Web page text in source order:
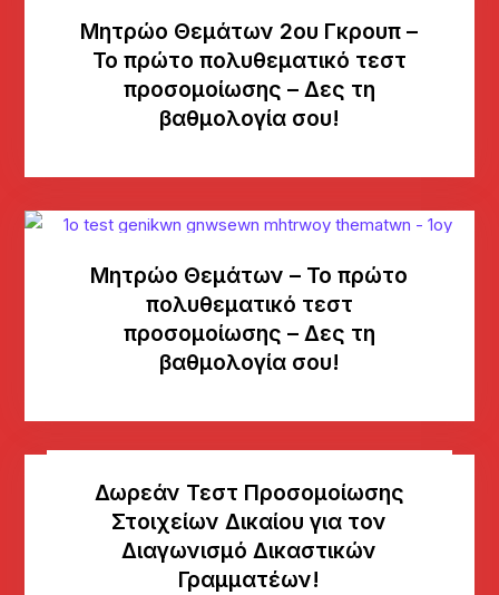
Μητρώο Θεμάτων 2ου Γκρουπ –
Το πρώτο πολυθεματικό τεστ
προσομοίωσης – Δες τη
βαθμολογία σου!
Μητρώο Θεμάτων – Το πρώτο
πολυθεματικό τεστ
προσομοίωσης – Δες τη
βαθμολογία σου!
Δωρεάν Τεστ Προσομοίωσης
Στοιχείων Δικαίου για τον
Διαγωνισμό Δικαστικών
Γραμματέων!